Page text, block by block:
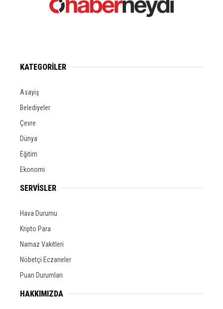
KATEGORİLER
Asayiş
Belediyeler
Çevre
Dünya
Eğitim
Ekonomi
SERVİSLER
Hava Durumu
Kripto Para
Namaz Vakitleri
Nöbetçi Eczaneler
Puan Durumları
HAKKIMIZDA